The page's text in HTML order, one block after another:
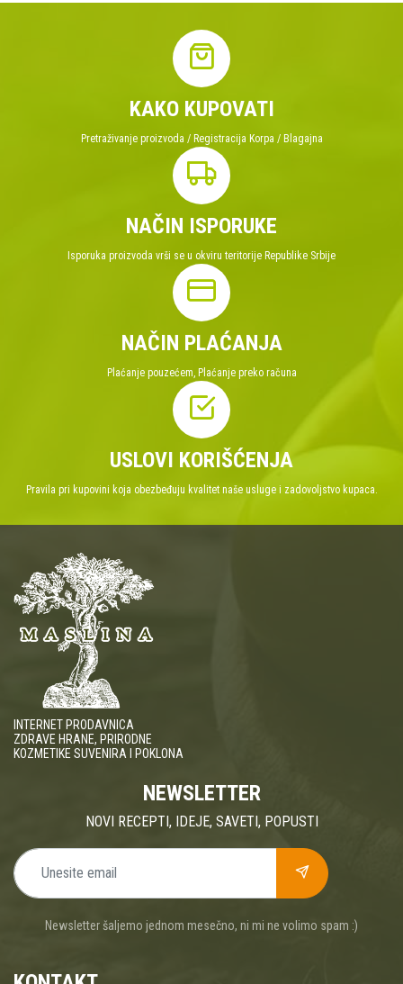
KAKO KUPOVATI
Pretraživanje proizvoda / Registracija Korpa / Blagajna
NAČIN ISPORUKE
Isporuka proizvoda vrši se u okviru teritorije Republike Srbije
NAČIN PLAĆANJA
Plaćanje pouzećem, Plaćanje preko računa
USLOVI KORIŠĆENJA
Pravila pri kupovini koja obezbeđuju kvalitet naše usluge i zadovoljstvo kupaca.
INTERNET PRODAVNICA
ZDRAVE HRANE, PRIRODNE
KOZMETIKE SUVENIRA I POKLONA
NEWSLETTER
NOVI RECEPTI, IDEJE, SAVETI, POPUSTI
Newsletter šaljemo jednom mesečno, ni mi ne volimo spam :)